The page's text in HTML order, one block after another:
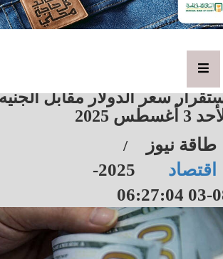
سعر الدولار مقابل
3 أغسطس 2025
طاقة نيوز /
اقتصاد
2025-
08-03